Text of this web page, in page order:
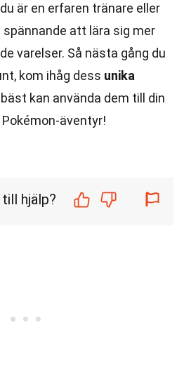
är en erfaren tränare eller
spännande att lära sig mer
varelser. Så nästa gång du
kom ihåg dess unika
kan använda dem till din
äventyr!
hjälp?